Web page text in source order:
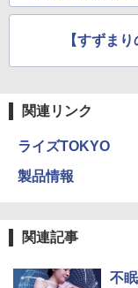
のイヤープラグ
【すずま
関連リンク
ライズTOKYO
製品情報
関連記事
不